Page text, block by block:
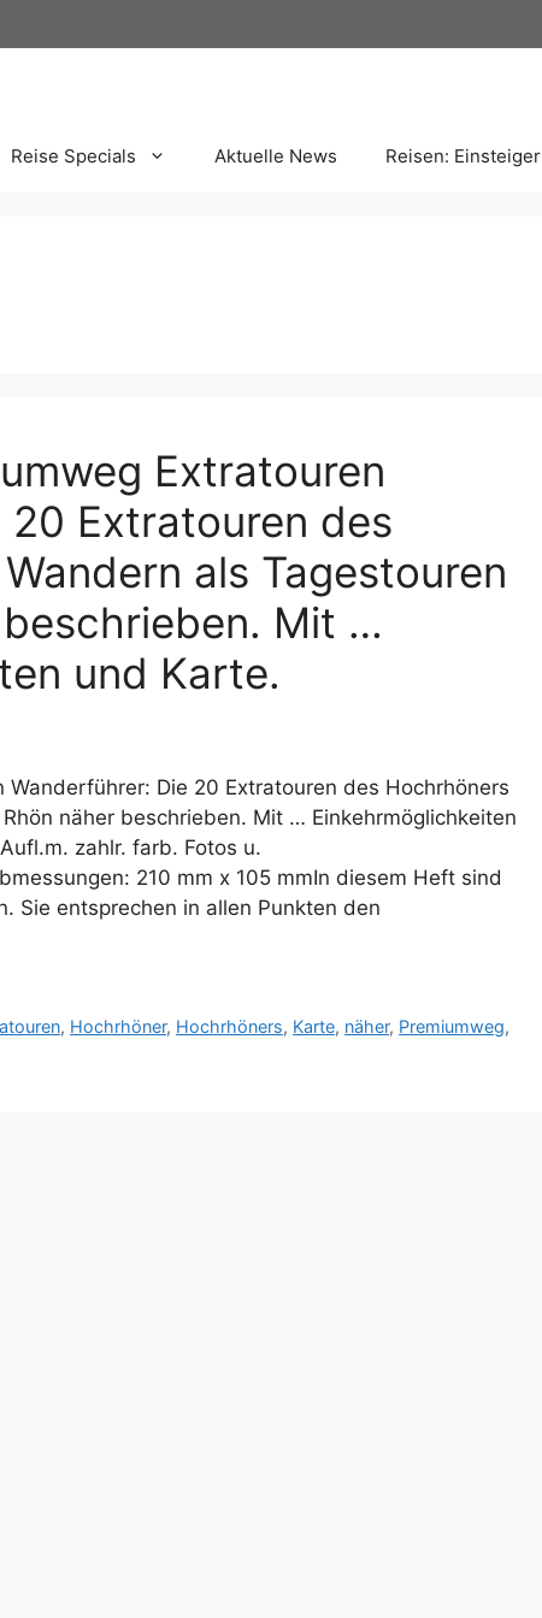
Reise Specials Aktuelle News Reisen: Einsteiger
Extratouren
Extratouren des
als Tagestouren
Mit …
und Karte.
Die 20 Extratouren des Hochrhöners
näher beschrieben. Mit … Einkehrmöglichkeiten
zahlr. farb. Fotos u.
210 mm x 105 mmIn diesem Heft sind
Sie entsprechen in allen Punkten den
, Hochrhöner, Hochrhöners, Karte, näher, Premiumweg,